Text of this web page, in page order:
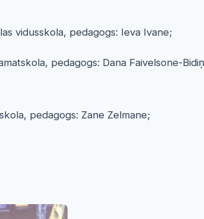
vidusskola, pedagogs: Ieva Ivane;
pedagogs: Dana Faivelsone-
pedagogs: Zane Zelmane;